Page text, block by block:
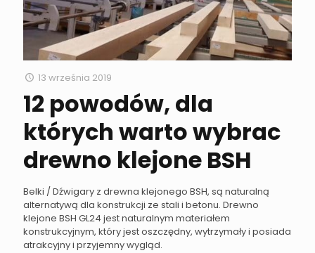
13 września 2019
12 powodów, dla
których warto wybrac
drewno klejone BSH
Belki / Dźwigary z drewna klejonego BSH, są naturalną
alternatywą dla konstrukcji ze stali i betonu. Drewno
klejone BSH GL24 jest naturalnym materiałem
konstrukcyjnym, który jest oszczędny, wytrzymały i posiada
atrakcyjny i przyjemny wygląd.